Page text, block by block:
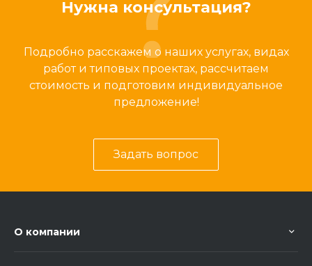
Нужна консультация?
Подробно расскажем о наших услугах, видах
работ и типовых проектах, рассчитаем
стоимость и подготовим индивидуальное
предложение!
Задать вопрос
О компании